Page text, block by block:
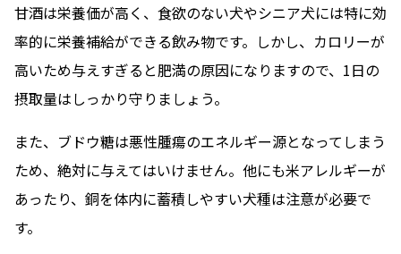
甘酒は栄養価が高く、食欲のない犬やシニア犬には特に効
率的に栄養補給ができる飲み物です。しかし、カロリーが
高いため与えすぎると肥満の原因になりますので、1日の
摂取量はしっかり守りましょう。
また、ブドウ糖は悪性腫瘍のエネルギー源となってしまう
ため、絶対に与えてはいけません。他にも米アレルギーが
あったり、銅を体内に蓄積しやすい犬種は注意が必要で
す。